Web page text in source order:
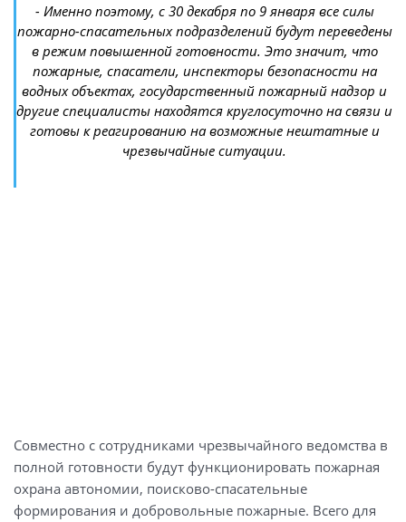
- Именно поэтому, с 30 декабря по 9 января все силы
пожарно-спасательных подразделений будут переведены
в режим повышенной готовности. Это значит, что
пожарные, спасатели, инспекторы безопасности на
водных объектах, государственный пожарный надзор и
другие специалисты находятся круглосуточно на связи и
готовы к реагированию на возможные нештатные и
чрезвычайные ситуации.
Совместно с сотрудниками чрезвычайного ведомства в
полной готовности будут функционировать пожарная
охрана автономии, поисково-спасательные
формирования и добровольные пожарные. Всего для